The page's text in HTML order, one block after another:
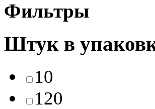
Фильтры
Штук в
10
120